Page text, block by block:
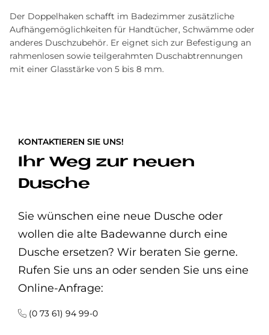
Der Doppelhaken schafft im Badezimmer zusätzliche
Aufhängemöglichkeiten für Handtücher, Schwämme oder
anderes Duschzubehör. Er eignet sich zur Befestigung an
rahmenlosen sowie teilgerahmten Duschabtrennungen
mit einer Glasstärke von 5 bis 8 mm.
KONTAKTIEREN SIE UNS!
Ihr Weg zur neuen
Dusche
Sie wünschen eine neue Dusche oder
wollen die alte Badewanne durch eine
Dusche ersetzen? Wir beraten Sie gerne.
Rufen Sie uns an oder senden Sie uns eine
Online-Anfrage:
(0 73 61) 94 99-0